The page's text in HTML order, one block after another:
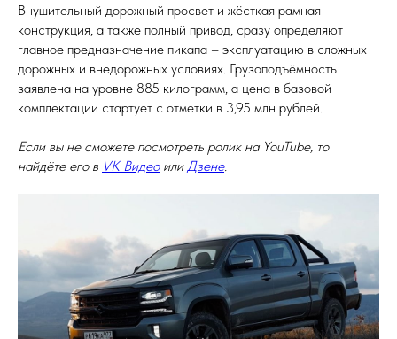
Внушительный дорожный просвет и жёсткая рамная
конструкция, а также полный привод, сразу определяют
главное предназначение пикапа – эксплуатацию в сложных
дорожных и внедорожных условиях. Грузоподъёмность
заявлена на уровне 885 килограмм, а цена в базовой
комплектации стартует с отметки в 3,95 млн рублей.
Если вы не сможете посмотреть ролик на YouTube, то
найдёте его в VK Видеоили Дзене.